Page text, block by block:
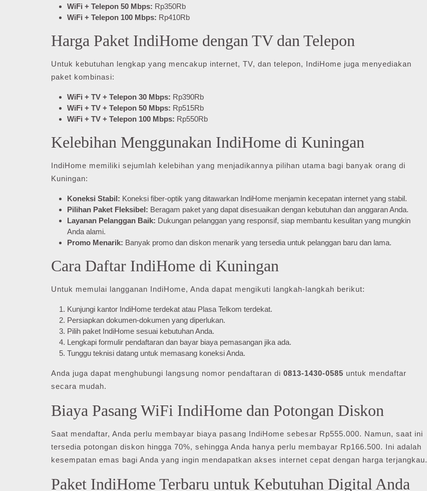
WiFi + Telepon 50 Mbps: Rp350Rb
WiFi + Telepon 100 Mbps: Rp410Rb
Harga Paket IndiHome dengan TV dan Telepon
Untuk kebutuhan lengkap yang mencakup internet, TV, dan telepon, IndiHome juga menyediakan
paket kombinasi:
WiFi + TV + Telepon 30 Mbps: Rp390Rb
WiFi + TV + Telepon 50 Mbps: Rp515Rb
WiFi + TV + Telepon 100 Mbps: Rp550Rb
Kelebihan Menggunakan IndiHome di Kuningan
IndiHome memiliki sejumlah kelebihan yang menjadikannya pilihan utama bagi banyak orang di
Kuningan:
Koneksi Stabil: Koneksi fiber-optik yang ditawarkan IndiHome menjamin kecepatan internet yang stabil.
Pilihan Paket Fleksibel: Beragam paket yang dapat disesuaikan dengan kebutuhan dan anggaran Anda.
Layanan Pelanggan Baik: Dukungan pelanggan yang responsif, siap membantu kesulitan yang mungkin
Anda alami.
Promo Menarik: Banyak promo dan diskon menarik yang tersedia untuk pelanggan baru dan lama.
Cara Daftar IndiHome di Kuningan
Untuk memulai langganan IndiHome, Anda dapat mengikuti langkah-langkah berikut:
Kunjungi kantor IndiHome terdekat atau Plasa Telkom terdekat.
Persiapkan dokumen-dokumen yang diperlukan.
Pilih paket IndiHome sesuai kebutuhan Anda.
Lengkapi formulir pendaftaran dan bayar biaya pemasangan jika ada.
Tunggu teknisi datang untuk memasang koneksi Anda.
Anda juga dapat menghubungi langsung nomor pendaftaran di 0813-1430-0585 untuk mendaftar
secara mudah.
Biaya Pasang WiFi IndiHome dan Potongan Diskon
Saat mendaftar, Anda perlu membayar biaya pasang IndiHome sebesar Rp555.000. Namun, saat ini
tersedia potongan diskon hingga 70%, sehingga Anda hanya perlu membayar Rp166.500. Ini adalah
kesempatan emas bagi Anda yang ingin mendapatkan akses internet cepat dengan harga terjangkau.
Paket IndiHome Terbaru untuk Kebutuhan Digital Anda